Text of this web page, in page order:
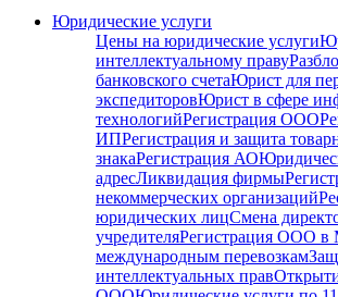
Юридические услуги
Цены на юридические услуги
интеллектуальному праву
банковского счетаЮрист для
экспедиторовЮрист в сфере
технологийРегистрация ООО
ИПРегистрация и защита
знакаРегистрация АО
адресЛиквидация фирмы
некоммерческих организаций
юридических лицСмена
учредителяРегистрация ООО в
международным перевозкам
интеллектуальных прав